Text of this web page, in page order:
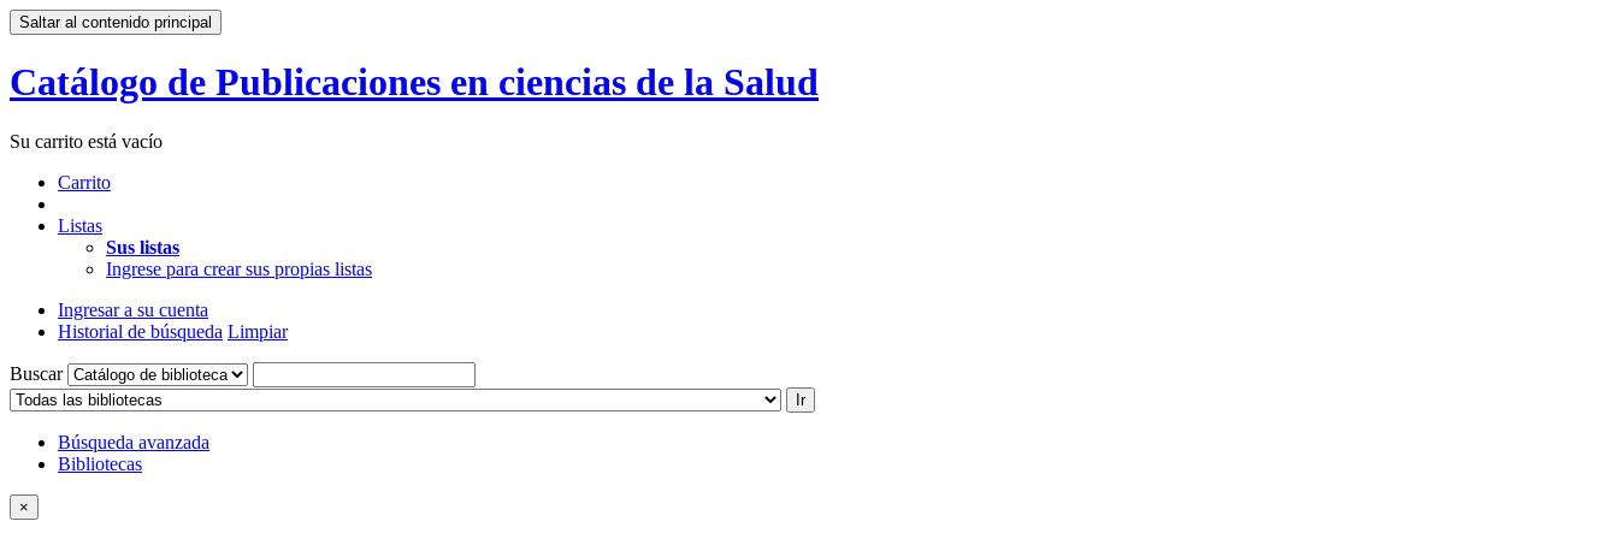
Saltar al contenido principal
Catálogo de Publicaciones en ciencias de la Salud
Su carrito está vacío
Carrito
Listas
Sus listas
Ingrese para crear sus propias listas
Ingresar a su cuenta
Historial de búsqueda Limpiar
Buscar
Ir
Búsqueda avanzada
Bibliotecas
×